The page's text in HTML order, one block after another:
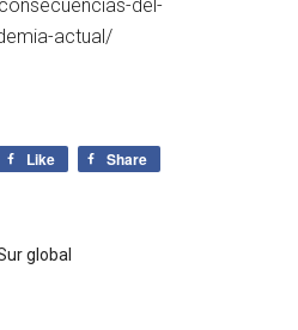
del-
actual/
Like
Share
global